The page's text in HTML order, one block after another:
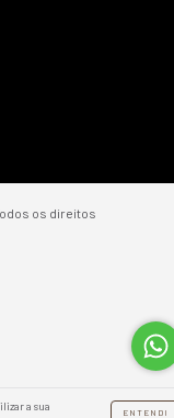
a sua
ENTENDI
os direitos